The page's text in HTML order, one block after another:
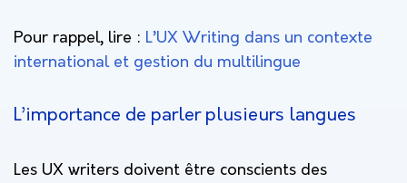
Pour rappel, lire : L’UX Writing dans un contexte
international et gestion du multilingue
L’importance de parler plusieurs langues
Les UX writers doivent être conscients des